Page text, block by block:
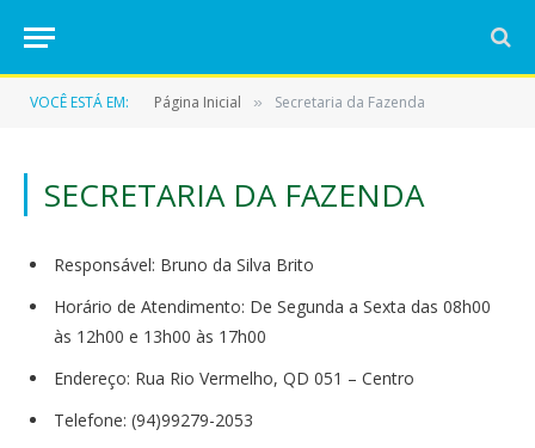
VOCÊ ESTÁ EM: Página Inicial » Secretaria da Fazenda
SECRETARIA DA FAZENDA
Responsável: Bruno da Silva Brito
Horário de Atendimento: De Segunda a Sexta das 08h00
às 12h00 e 13h00 às 17h00
Endereço: Rua Rio Vermelho, QD 051 – Centro
Telefone: (94)99279-2053